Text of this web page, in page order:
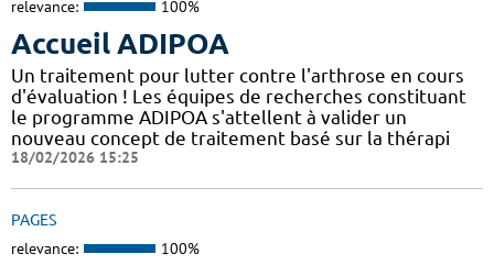
relevance: 100%
Accueil ADIPOA
Un traitement pour lutter contre l'arthrose en cours
d'évaluation ! Les équipes de recherches constituant
le programme ADIPOA s'attellent à valider un
nouveau concept de traitement basé sur la thérapi
18/02/2026 15:25
PAGES
relevance: 100%